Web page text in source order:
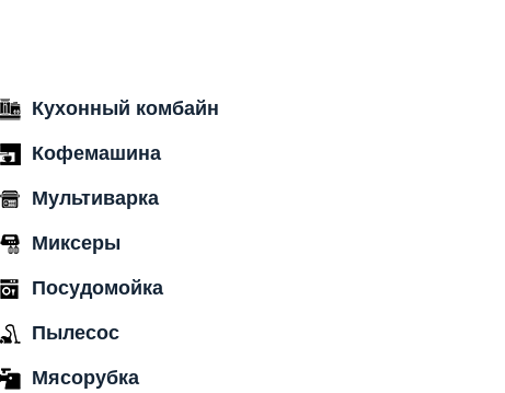
Кухонный комбайн
Кофемашина
Мультиварка
Миксеры
Посудомойка
Пылесос
Мясорубка